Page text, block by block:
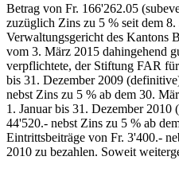
Betrag von Fr. 166'262.05
zuzüglich Zins zu 5 % seit dem
Verwaltungsgericht des Kantons
vom 3. März 2015 dahingehend
verpflichtete, der Stiftung FAR
bis 31. Dezember 2009
nebst Zins zu 5 % ab dem 30.
1. Januar bis 31. Dezember
44'520.- nebst Zins zu 5 % ab
Eintrittsbeiträge von Fr. 3'400.-
2010 zu bezahlen. Soweit